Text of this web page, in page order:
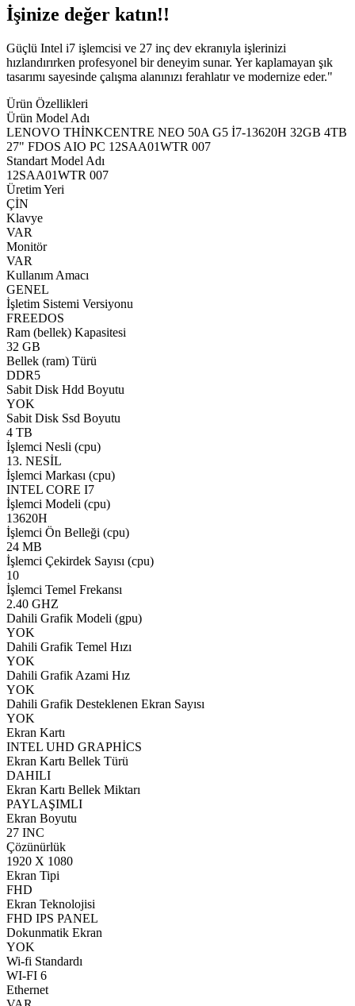
İşinize değer katın!!
Güçlü Intel i7 işlemcisi ve 27 inç dev ekranıyla işlerinizi
hızlandırırken profesyonel bir deneyim sunar. Yer kaplamayan şık
tasarımı sayesinde çalışma alanınızı ferahlatır ve modernize eder."
Ürün Özellikleri
Ürün Model Adı
LENOVO THİNKCENTRE NEO 50A G5 İ7-13620H 32GB 4TB
27" FDOS AIO PC 12SAA01WTR 007
Standart Model Adı
12SAA01WTR 007
Üretim Yeri
ÇİN
Klavye
VAR
Monitör
VAR
Kullanım Amacı
GENEL
İşletim Sistemi Versiyonu
FREEDOS
Ram (bellek) Kapasitesi
32 GB
Bellek (ram) Türü
DDR5
Sabit Disk Hdd Boyutu
YOK
Sabit Disk Ssd Boyutu
4 TB
İşlemci Nesli (cpu)
13. NESİL
İşlemci Markası (cpu)
INTEL CORE I7
İşlemci Modeli (cpu)
13620H
İşlemci Ön Belleği (cpu)
24 MB
İşlemci Çekirdek Sayısı (cpu)
10
İşlemci Temel Frekansı
2.40 GHZ
Dahili Grafik Modeli (gpu)
YOK
Dahili Grafik Temel Hızı
YOK
Dahili Grafik Azami Hız
YOK
Dahili Grafik Desteklenen Ekran Sayısı
YOK
Ekran Kartı
INTEL UHD GRAPHİCS
Ekran Kartı Bellek Türü
DAHILI
Ekran Kartı Bellek Miktarı
PAYLAŞIMLI
Ekran Boyutu
27 INC
Çözünürlük
1920 X 1080
Ekran Tipi
FHD
Ekran Teknolojisi
FHD IPS PANEL
Dokunmatik Ekran
YOK
Wi-fi Standardı
WI-FI 6
Ethernet